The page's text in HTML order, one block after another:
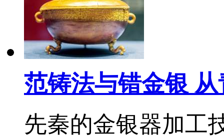
范铸法与错金银
先秦的金银器加工